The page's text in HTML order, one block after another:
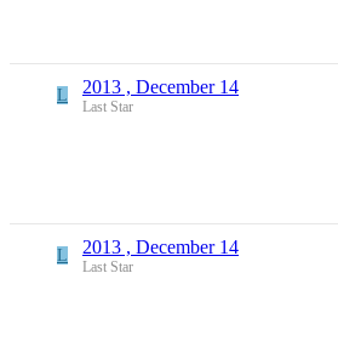
2013 , December 14
Last Star
L
2013 , December 14
Last Star
L